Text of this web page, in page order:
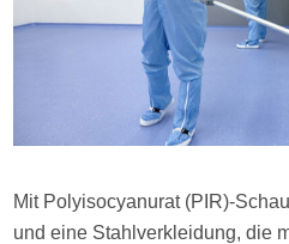
Mit Polyisocyanurat (PIR)-
und eine Stahlverkleidung, die